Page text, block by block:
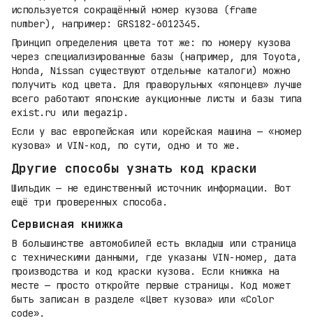
используется сокращённый номер кузова (frame
number), например: GRS182-6012345.
Принцип определения цвета тот же: по номеру кузова
через специализированные базы (например, для Toyota,
Honda, Nissan существуют отдельные каталоги) можно
получить код цвета. Для праворульных «японцев» лучше
всего работают японские аукционные листы и базы типа
exist.ru или megazip.
Если у вас европейская или корейская машина — «номер
кузова» и VIN-код, по сути, одно и то же.
Другие способы узнать код краски
Шильдик — не единственный источник информации. Вот
ещё три проверенных способа.
Сервисная книжка
В большинстве автомобилей есть вкладыш или страница
с техническими данными, где указаны VIN-номер, дата
производства и код краски кузова. Если книжка на
месте — просто откройте первые страницы. Код может
быть записан в разделе «Цвет кузова» или «Color
code».